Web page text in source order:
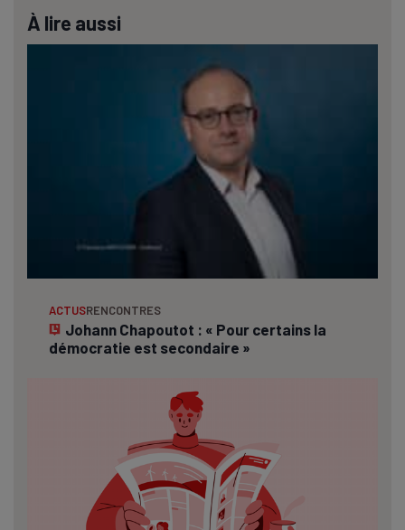
À lire aussi
ACTUSRENCONTRES
Johann Chapoutot : « Pour certains la
démocratie est secondaire »